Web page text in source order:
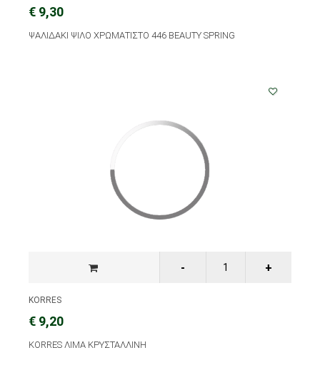
€ 9,30
ΨΑΛΙΔΑΚΙ ΨΙΛΟ ΧΡΩΜΑΤΙΣΤΟ 446 BEAUTY SPRING
KORRES
€ 9,20
KORRES ΛΙΜΑ ΚΡΥΣΤΑΛΛΙΝΗ